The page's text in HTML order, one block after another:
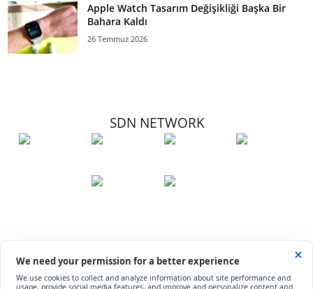
Apple Watch Tasarım Değişikliği Başka Bir
Bahara Kaldı
26 Temmuz 2026
SDN NETWORK